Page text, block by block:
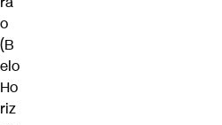
o
(B
elo
Ho
riz